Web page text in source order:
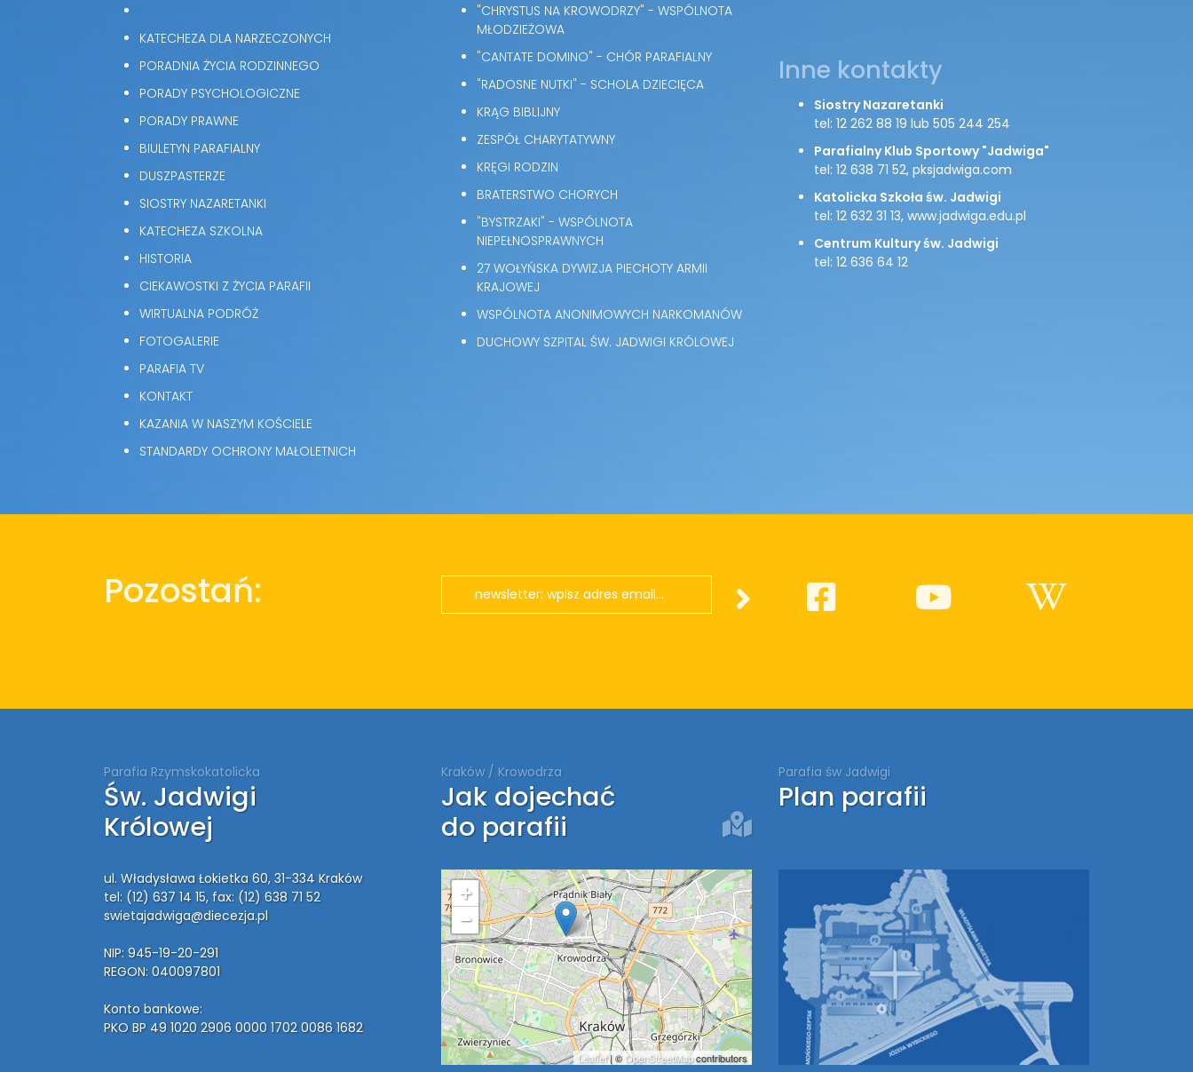
KATECHEZA DLA NARZECZONYCH
PORADNIA ŻYCIA RODZINNEGO
PORADY PSYCHOLOGICZNE
PORADY PRAWNE
BIULETYN PARAFIALNY
DUSZPASTERZE
SIOSTRY NAZARETANKI
KATECHEZA SZKOLNA
HISTORIA
CIEKAWOSTKI Z ŻYCIA PARAFII
WIRTUALNA PODRÓŻ
FOTOGALERIE
PARAFIA TV
KONTAKT
KAZANIA W NASZYM KOŚCIELE
STANDARDY OCHRONY MAŁOLETNICH
"CHRYSTUS NA KROWODRZY" - WSPÓLNOTA
MŁODZIEŻOWA
"CANTATE DOMINO" - CHÓR PARAFIALNY
"RADOSNE NUTKI" - SCHOLA DZIECIĘCA
KRĄG BIBLIJNY
ZESPÓŁ CHARYTATYWNY
KRĘGI RODZIN
BRATERSTWO CHORYCH
"BYSTRZAKI" - WSPÓLNOTA
NIEPEŁNOSPRAWNYCH
27 WOŁYŃSKA DYWIZJA PIECHOTY ARMII
KRAJOWEJ
WSPÓLNOTA ANONIMOWYCH NARKOMANÓW
DUCHOWY SZPITAL ŚW. JADWIGI KRÓLOWEJ
Inne kontakty
Siostry Nazaretanki
tel: 12 262 88 19 lub 505 244 254
Parafialny Klub Sportowy "Jadwiga"
tel: 12 638 71 52, pksjadwiga.com
Katolicka Szkoła św. Jadwigi
tel: 12 632 31 13, www.jadwiga.edu.pl
Centrum Kultury św. Jadwigi
tel: 12 636 64 12
Pozostań:
Parafia Rzymskokatolicka
Św. Jadwigi
Królowej
ul. Władysława Łokietka 60, 31-334 Kraków
tel: (12) 637 14 15, fax: (12) 638 71 52
swietajadwiga@diecezja.pl
NIP: 945-19-20-291
REGON: 040097801
Konto bankowe:
PKO BP 49 1020 2906 0000 1702 0086 1682
Kraków / Krowodrza
Jak dojechać
do parafii
+
−
Leaflet| © OpenStreetMapcontributors
Parafia św Jadwigi
Plan parafii